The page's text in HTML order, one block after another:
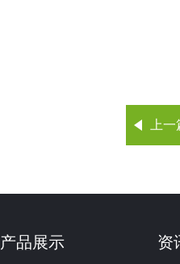
上
产品展示 资